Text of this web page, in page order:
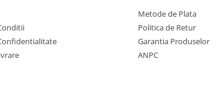
in nici un fel
si utilizarea
telefonului.
Metode de Plata
Politica de Retur
Garantia Produselor
ANPC